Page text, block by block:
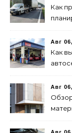
Как
и
Авг
Как
Авг
Авг